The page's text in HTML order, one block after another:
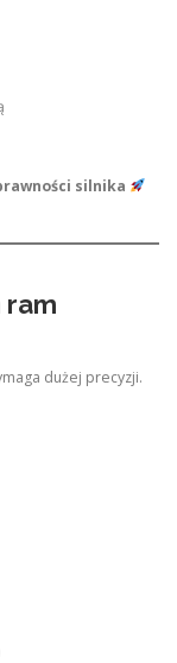
silnika
ram
dużej precyzji.